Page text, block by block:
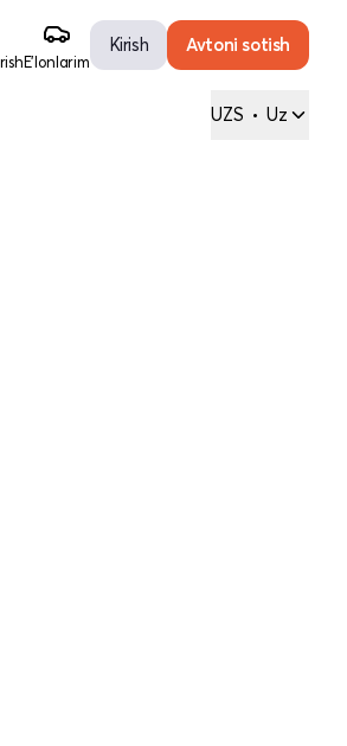
E'lonlarim
Kirish Avtoni sotish
UZS • Uz